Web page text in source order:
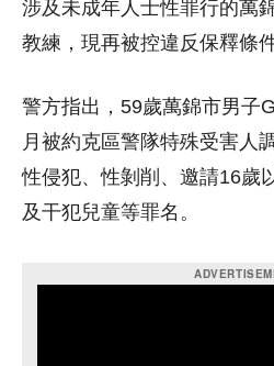
涉及未成年人士性罪行的萬
教練，現再被控違反保釋條件
警方指出，59歲萬錦市男子
月被約克區警隊特殊受害人
性侵犯、性剝削、邀請16歲
及干犯兒童等罪名。